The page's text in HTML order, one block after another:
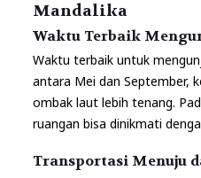
Mandalika
Waktu Terbaik
Waktu terbaik untuk
antara Mei dan September,
ombak laut lebih tenang.
ruangan bisa dinikmati
Transportasi Menuju